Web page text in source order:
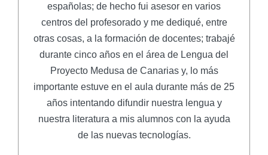
españolas; de hecho fui asesor en varios
centros del profesorado y me dediqué, entre
otras cosas, a la formación de docentes; trabajé
durante cinco años en el área de Lengua del
Proyecto Medusa de Canarias y, lo más
importante estuve en el aula durante más de 25
años intentando difundir nuestra lengua y
nuestra literatura a mis alumnos con la ayuda
de las nuevas tecnologías.